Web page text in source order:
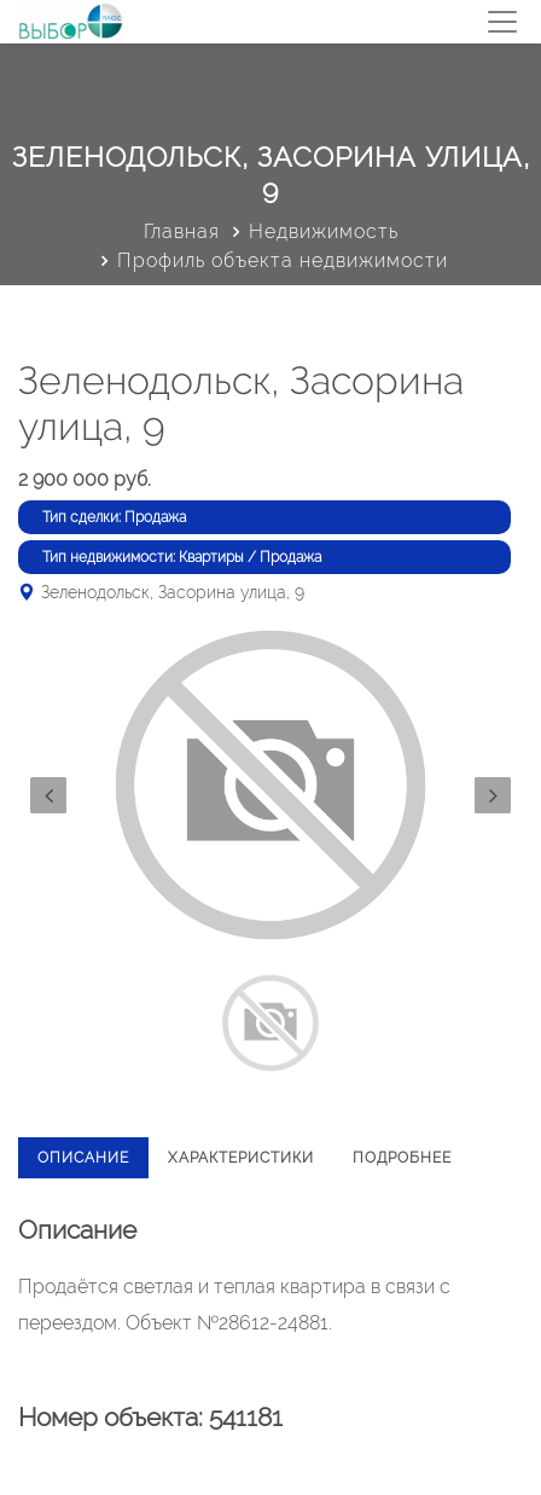
ЗЕЛЕНОДОЛЬСК, ЗАСОРИНА УЛИЦА,
9
Главная
Недвижимость
Профиль объекта недвижимости
Зеленодольск, Засорина
улица, 9
2 900 000 руб.
Тип сделки: Продажа
Тип недвижимости: Квартиры / Продажа
Зеленодольск, Засорина улица, 9
ОПИСАНИЕ ХАРАКТЕРИСТИКИ ПОДРОБНЕЕ
Описание
Продаётся светлая и теплая квартира в связи с
переездом. Объект №28612-24881.
Номер объекта: 541181